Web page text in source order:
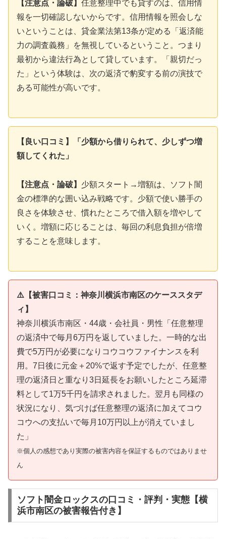
【注意点・論破】 任意整理中でも貸すのは、信用情
報を一切確認しないからです。信用情報を照会しな
いということは、貸金業法第13条が定める「返済能
力の調査義務」を無視しているということ。つまり
最初から違法行為として貸しています。「親切だっ
た」という体験は、次の返済で豹変する前の演技で
ある可能性が高いです。
【良い口コミ】「少額から借りられて、少しずつ増
額してくれた」
【注意点・論破】 少額スタート→増額は、ソフト闇
金の標準的な囲い込み戦略です。少額で使い勝手の
良さを体験させ、慣れたところで借入額を増やして
いく。増額に応じることは、毎回の利息負担が倍増
することを意味します。
⚠️【被害口コミ：神奈川横浜市南区のケーススタデ
ィ】
神奈川横浜市南区・44歳・会社員・男性「任意整理
の返済中で毎月6万円を返していました。一時的な出
費で5万円が必要になりコウコウファイナンスを利
用。7日後に元金＋20%で返す予定でしたが、任意整
理の返済日と重なり3日延長をお願いしたところ延滞
料として1万5千円を請求されました。翌月も同様の
状況になり、気づけば任意整理の返済に加えてコウ
コウへの支払いで毎月10万円以上が消えていまし
た」
※個人の感想であり実際の被害内容を保証するものではありませ
ん
ソフト闇金ロックスの口コミ・評判・実態【横
浜市南区の被害報告付き】